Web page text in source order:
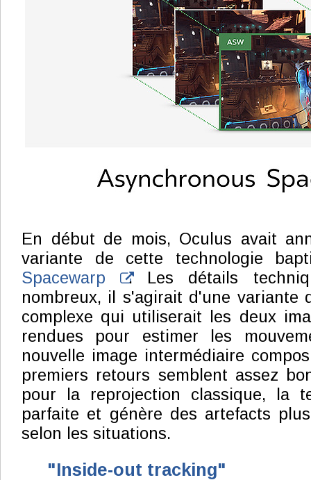
En début de mois, Oculus avait
variante de cette technologie
Spacewarp . Les détails
nombreux, il s'agirait d'une variante
complexe qui utiliserait les deux
rendues pour estimer les
nouvelle image intermédiaire
premiers retours semblent assez
pour la reprojection classique, la
parfaite et génère des artefacts
selon les situations.
"Inside-out tracking"